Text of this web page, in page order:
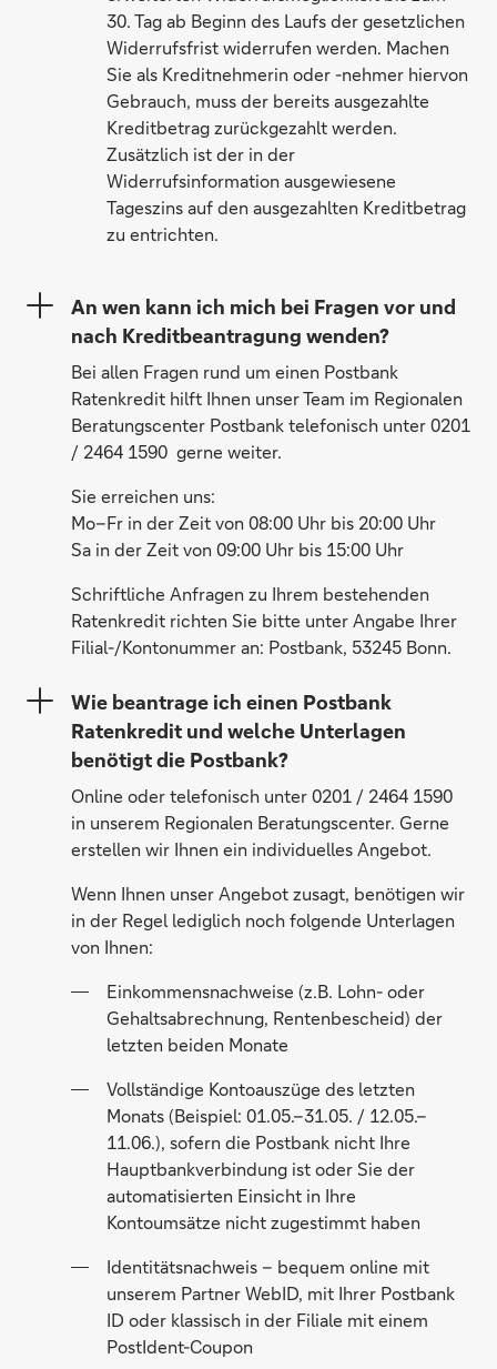
30. Tag ab Beginn des Laufs der gesetzlichen
Widerrufsfrist widerrufen werden. Machen
Sie als Kreditnehmerin oder -nehmer hiervon
Gebrauch, muss der bereits ausgezahlte
Kreditbetrag zurückgezahlt werden.
Zusätzlich ist der in der
Widerrufsinformation ausgewiesene
Tageszins auf den ausgezahlten Kreditbetrag
zu entrichten.
An wen kann ich mich bei Fragen vor und
nach Kreditbeantragung wenden?
Bei allen Fragen rund um einen Postbank
Ratenkredit hilft Ihnen unser Team im Regionalen
Beratungscenter Postbank telefonisch unter 0201
/ 2464 1590 gerne weiter.
Sie erreichen uns:
Mo–Fr in der Zeit von 08:00 Uhr bis 20:00 Uhr
Sa in der Zeit von 09:00 Uhr bis 15:00 Uhr
Schriftliche Anfragen zu Ihrem bestehenden
Ratenkredit richten Sie bitte unter Angabe Ihrer
Filial-/Kontonummer an: Postbank, 53245 Bonn.
Wie beantrage ich einen Postbank
Ratenkredit und welche Unterlagen
benötigt die Postbank?
Online oder telefonisch unter 0201 / 2464 1590
in unserem Regionalen Beratungscenter. Gerne
erstellen wir Ihnen ein individuelles Angebot.
Wenn Ihnen unser Angebot zusagt, benötigen wir
in der Regel lediglich noch folgende Unterlagen
von Ihnen:
Einkommensnachweise (z.B. Lohn- oder
Gehaltsabrechnung, Rentenbescheid) der
letzten beiden Monate
Vollständige Kontoauszüge des letzten
Monats (Beispiel: 01.05.–31.05. / 12.05.–
11.06.), sofern die Postbank nicht Ihre
Hauptbankverbindung ist oder Sie der
automatisierten Einsicht in Ihre
Kontoumsätze nicht zugestimmt haben
Identitätsnachweis – bequem online mit
unserem Partner WebID, mit Ihrer Postbank
ID oder klassisch in der Filiale mit einem
PostIdent-Coupon